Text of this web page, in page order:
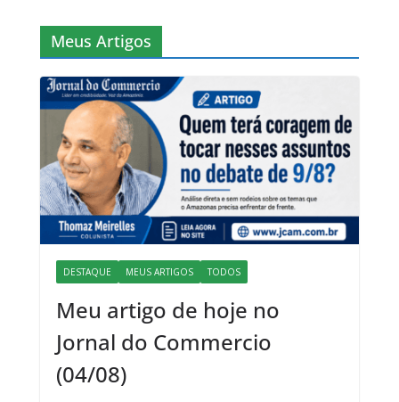
Meus Artigos
DESTAQUE MEUS ARTIGOS TODOS
Meu artigo de hoje no
Jornal do Commercio
(04/08)